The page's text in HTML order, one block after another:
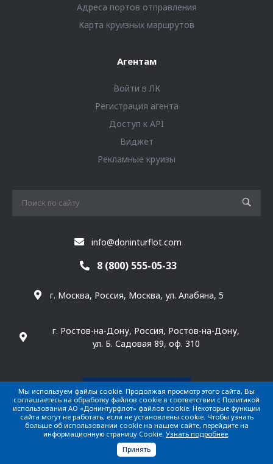
Адреса портов отправления
Карта круизных маршрутов
Агентам
Войти в ЛК
Регистрация агента
Доступ к API
Виджет
Рекламные круизы
info@doninturflot.com
8 (800) 555-05-33
г. Москва, Россия, Москва, ул. Алабяна, 5
г. Ростов-на-Дону, Россия, Ростов-на-Дону,
ул. Б. Садовая 89, оф. 310
Заказать звонок
Пресс-служба:
+7 (918) 850-11-96
s.borovay@doninturflot.com
Мы используем файлы cookie. Продолжая просмотр этого сайта, Вы
соглашаетесь на обработку файлов cookie в соответствии с Политикой
использования АО «Донинтурфлот» файлов cookie. Некоторые функции
сайта могут не работать, если не установлены cookie. Чтобы узнать
больше об использовании cookie на нашем сайте, перейдите на
информационную страницу Cookie. Узнать подробнее.
Принять